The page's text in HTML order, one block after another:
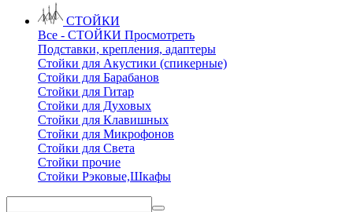
СТОЙКИ
Все - СТОЙКИ Просмотреть
Подставки, крепления, адаптеры
Стойки для Акустики (спикерные)
Стойки для Барабанов
Стойки для Гитар
Стойки для Духовых
Стойки для Клавишных
Стойки для Микрофонов
Стойки для Света
Стойки прочие
Стойки Рэковые,Шкафы